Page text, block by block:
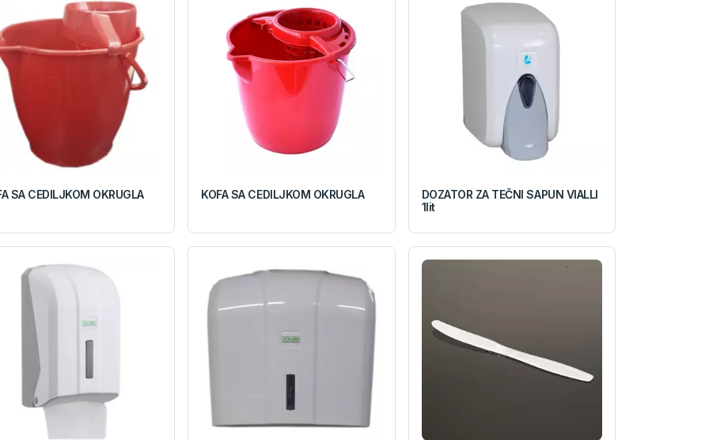
SA CEDILJKOM OKRUGLA KOFA SA CEDILJKOM OKRUGLA
DOZATOR ZA TEČNI SAPUN VIALLI
1lit